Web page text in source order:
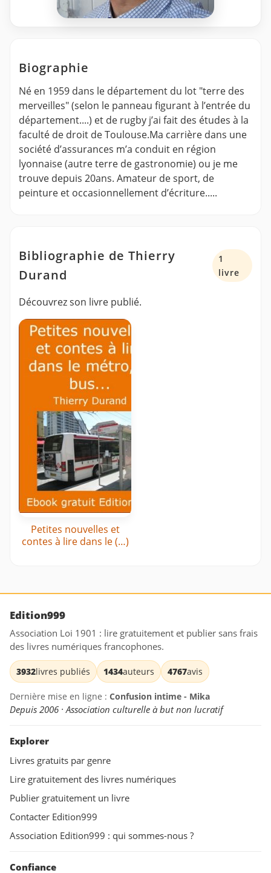
Biographie
Né en 1959 dans le département du lot "terre des
merveilles" (selon le panneau figurant à l’entrée du
département....) et de rugby j’ai fait des études à la
faculté de droit de Toulouse.Ma carrière dans une
société d’assurances m’a conduit en région
lyonnaise (autre terre de gastronomie) ou je me
trouve depuis 20ans. Amateur de sport, de
peinture et occasionnellement d’écriture.....
Bibliographie de Thierry
Durand
1
livre
Découvrez son livre publié.
Petites nouvelles et
contes à lire dans le (…)
Edition999
Association Loi 1901 : lire gratuitement et publier sans frais
des livres numériques francophones.
3932livres publiés 1434auteurs 4767avis
Dernière mise en ligne : Confusion intime - Mika
Depuis 2006 · Association culturelle à but non lucratif
Explorer
Livres gratuits par genre
Lire gratuitement des livres numériques
Publier gratuitement un livre
Contacter Edition999
Association Edition999 : qui sommes-nous ?
Confiance